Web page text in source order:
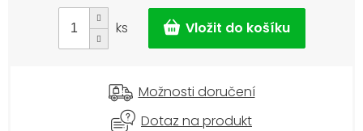
cena:
ks
Možnosti doručení
Dotaz na produkt